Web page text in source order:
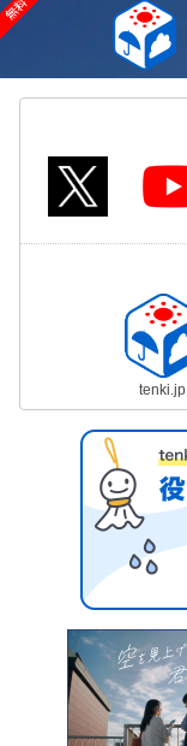
tenki.jp